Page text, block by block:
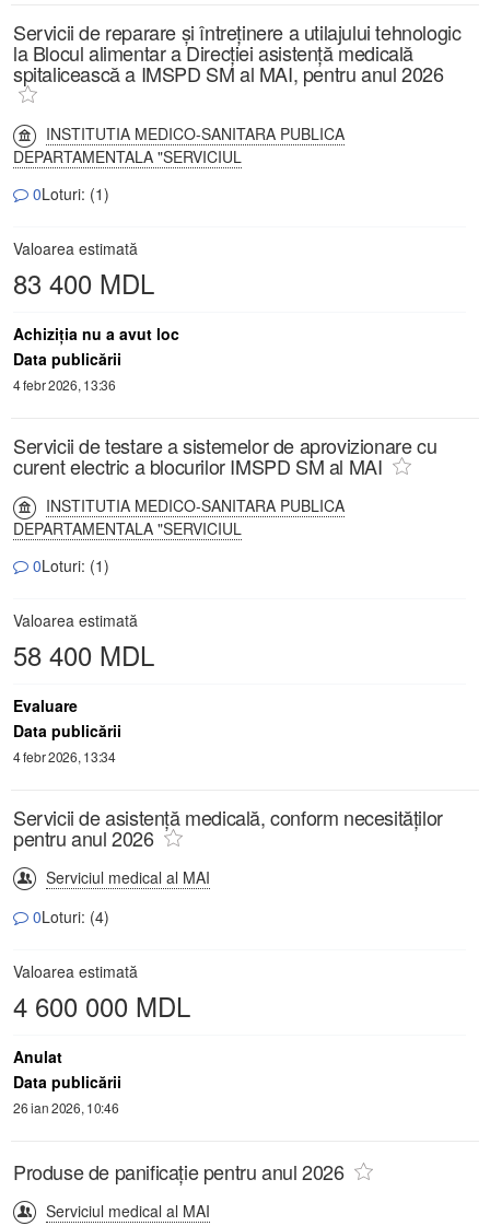
Servicii de reparare și întreținere a utilajului tehnologic
la Blocul alimentar a Direcției asistență medicală
spitalicească a IMSPD SM al MAI, pentru anul 2026
INSTITUTIA MEDICO-SANITARA PUBLICA
DEPARTAMENTALA "SERVICIUL
0Loturi: (1)
Valoarea estimată
83 400 MDL
Achiziţia nu a avut loc
Data publicării
4 febr 2026, 13:36
Servicii de testare a sistemelor de aprovizionare cu
curent electric a blocurilor IMSPD SM al MAI
INSTITUTIA MEDICO-SANITARA PUBLICA
DEPARTAMENTALA "SERVICIUL
0Loturi: (1)
Valoarea estimată
58 400 MDL
Evaluare
Data publicării
4 febr 2026, 13:34
Servicii de asistență medicală, conform necesităților
pentru anul 2026
Serviciul medical al MAI
0Loturi: (4)
Valoarea estimată
4 600 000 MDL
Anulat
Data publicării
26 ian 2026, 10:46
Produse de panificație pentru anul 2026
Serviciul medical al MAI